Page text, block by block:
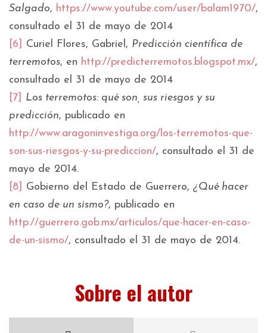
Salgado, https://www.youtube.com/user/balam1970/,
consultado el 31 de mayo de 2014
[6]
Curiel Flores, Gabriel, Predicción científica de
terremotos, en http://predicterremotos.blogspot.mx/,
consultado el 31 de mayo de 2014
[7]
Los terremotos: qué son, sus riesgos y su
predicción, publicado en
http://www.aragoninvestiga.org/los-terremotos-que-
son-sus-riesgos-y-su-prediccion/, consultado el 31 de
mayo de 2014.
[8]
Gobierno del Estado de Guerrero, ¿Qué hacer
en caso de un sismo?, publicado en
http://guerrero.gob.mx/articulos/que-hacer-en-caso-
de-un-sismo/, consultado el 31 de mayo de 2014.
Sobre el autor